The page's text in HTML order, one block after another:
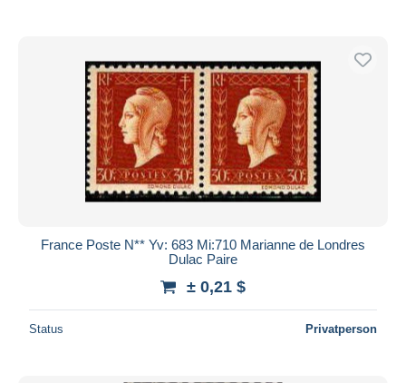
France Poste N** Yv: 683 Mi:710 Marianne de Londres
Dulac Paire
± 0,21 $
Status Privatperson